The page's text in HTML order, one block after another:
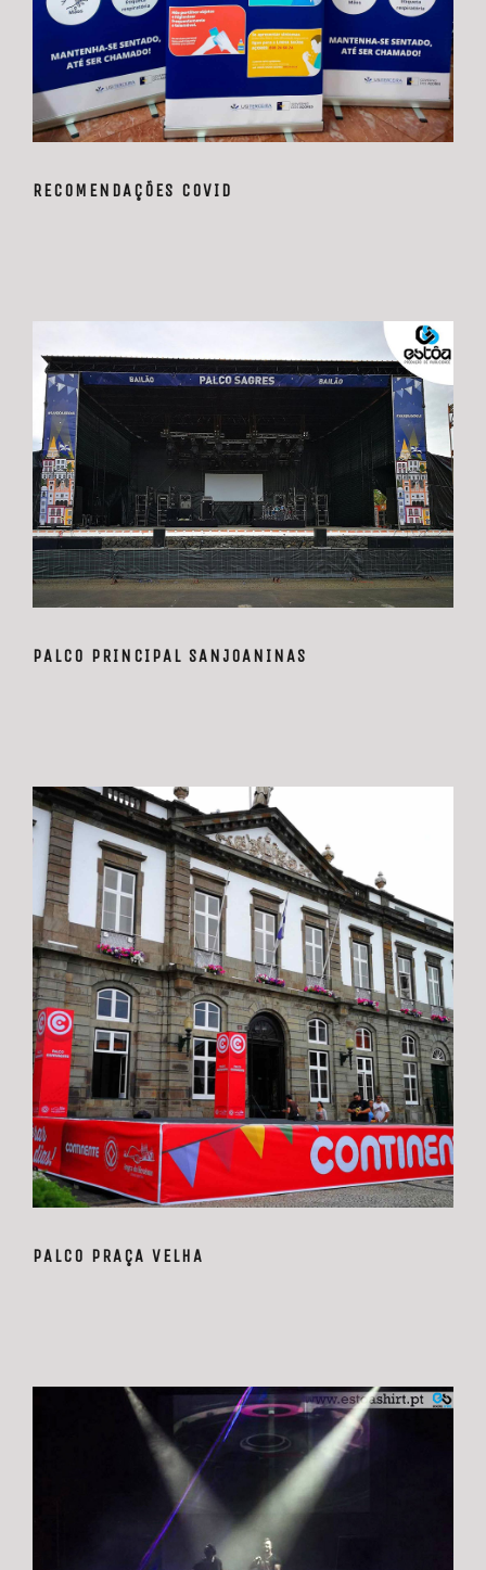
RECOMENDAÇÕES COVID
PALCO PRINCIPAL SANJOANINAS
PALCO PRAÇA VELHA